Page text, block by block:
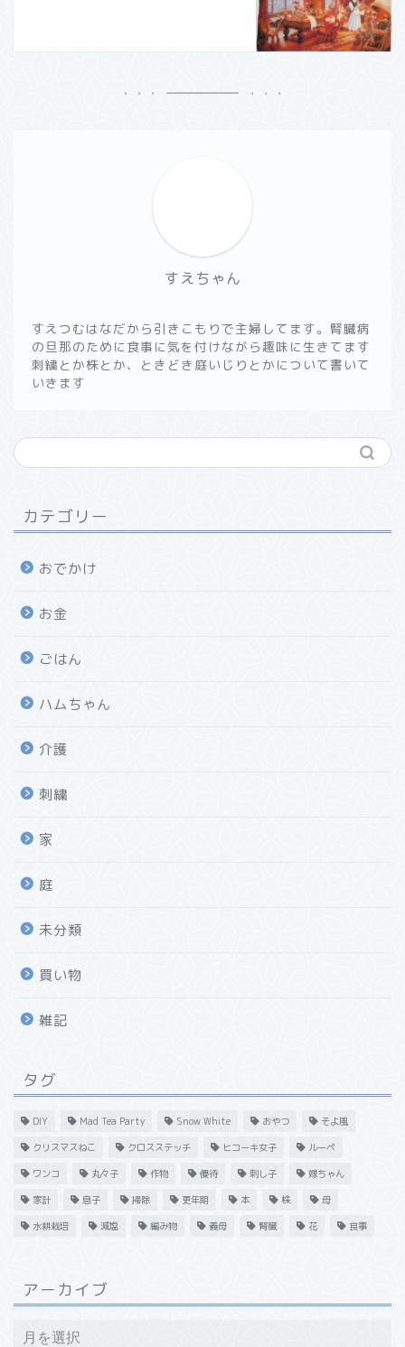
すえちゃん
すえつむはなだから引きこもりで主婦してます。腎臓病
の旦那のために食事に気を付けながら趣味に生きてます
刺繍とか株とか、ときどき庭いじりとかについて書いて
いきます
カテゴリー
おでかけ
お金
ごはん
ハムちゃん
介護
刺繍
家
庭
未分類
買い物
雑記
タグ
DIY Mad Tea Party Snow White おやつ そよ風
クリスマスねこ クロスステッチ ヒコーキ女子 ルーペ
ワンコ 丸々子 作物 優待 刺し子 嫁ちゃん
家計 息子 掃除 更年期 本 株 母
水耕栽培 減塩 編み物 義母 腎臓 花 食事
アーカイブ